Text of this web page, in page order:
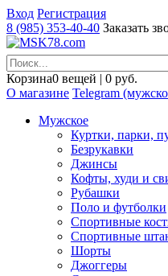
Вход Регистрация
8 (985) 353-40-40 Заказать
Корзина0 вещей | 0 руб.
О магазине Telegram
Мужское
Куртки, парки,
Безрукавки
Джинсы
Кофты, худи и
Рубашки
Поло и футболки
Спортивные
Спортивные
Шорты
Джоггеры